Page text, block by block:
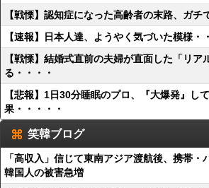
【戦慄】認知症になった高齢者の末路、ガチ
【速報】日本人達、ようやく気づいた模様・
【戦慄】結婚式直前の夫婦が直面した「リア
る・・・・
【悲報】1日30分睡眠のプロ、『大爆発』し
果・・・・・
笑韓ブログ
「高収入」信じて東南アジア渡航後、携帯
韓国人の被害急増